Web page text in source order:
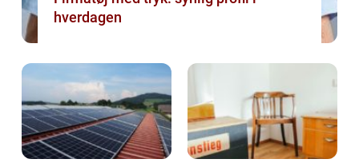
hverdagen